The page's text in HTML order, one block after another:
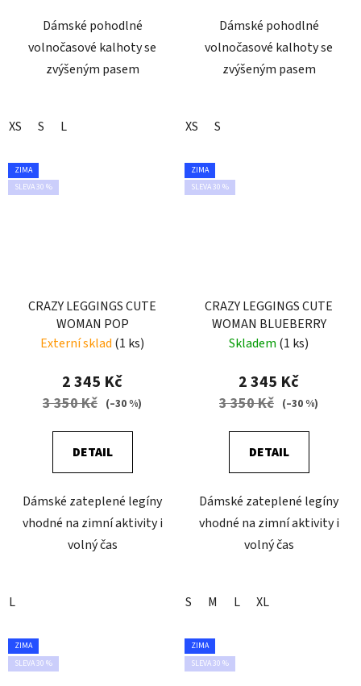
Dámské pohodlné
volnočasové kalhoty se
zvýšeným pasem
XS S L
Dámské pohodlné
volnočasové kalhoty se
zvýšeným pasem
XS S
ZIMA
SLEVA 30 %
CRAZY LEGGINGS CUTE
WOMAN POP
Externí sklad (1 ks)
2 345 Kč
3 350 Kč (–30 %)
DETAIL
Dámské zateplené legíny
vhodné na zimní aktivity i
volný čas
L
ZIMA
SLEVA 30 %
CRAZY LEGGINGS CUTE
WOMAN BLUEBERRY
Skladem (1 ks)
2 345 Kč
3 350 Kč (–30 %)
DETAIL
Dámské zateplené legíny
vhodné na zimní aktivity i
volný čas
S M L XL
ZIMA
SLEVA 30 %
ZIMA
SLEVA 30 %